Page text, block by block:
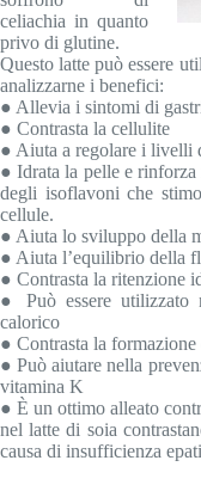
celiachia in quanto
privo di glutine.
Questo latte può essere
analizzarne i benefici:
● Allevia i sintomi di
● Contrasta la cellulite
● Aiuta a regolare i livelli
● Idrata la pelle e
degli isoflavoni che
cellule.
● Aiuta lo sviluppo della
● Aiuta l’equilibrio della
● Contrasta la ritenzione
● Può essere utilizzato
calorico
● Contrasta la
● Può aiutare nella
vitamina K
● È un ottimo alleato
nel latte di soia
causa di insufficienza